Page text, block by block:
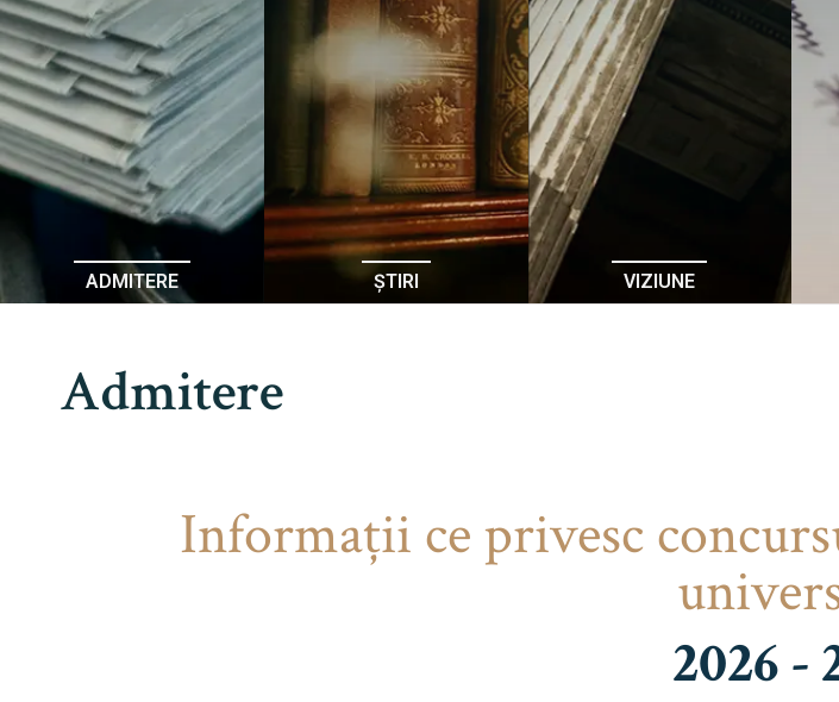
ADMITERE ȘTIRI VIZIUNE
Admitere
Informaţii ce privesc
2026 -